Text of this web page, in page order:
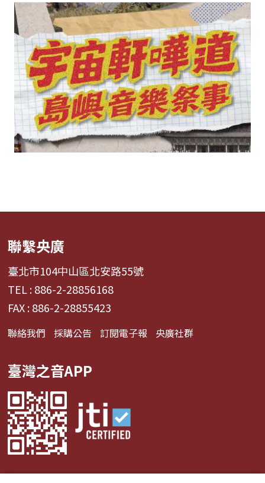
聯繫央廣
臺北市104中山區北安路55號
TEL : 886-2-28856168
FAX : 886-2-28855423
聯絡我們 採購公告 訂閱電子報 央廣社群
臺灣之音APP